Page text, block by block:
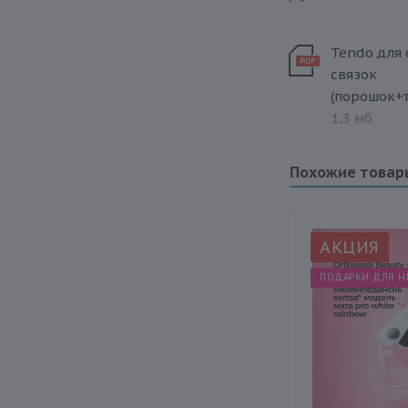
Tendo для
связок
1,3 мб
Похожие
АКЦИЯ
ПОДАРКИ ДЛЯ